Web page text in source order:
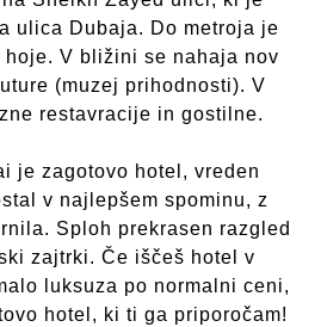
ulica Dubaja. Do metroja je
V bližini se nahaja nov
(muzej prihodnosti). V
restavracije in gostilne.
je zagotovo hotel, vreden
v najlepšem spominu, z
Sploh prekrasen razgled
zajtrki. Če iščeš hotel v
luksuza po normalni ceni,
hotel, ki ti ga priporočam!